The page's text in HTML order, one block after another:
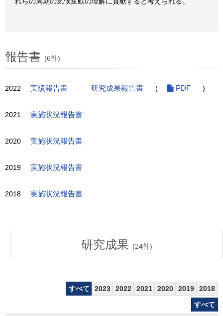
報告書 (6件)
2022 実績報告書 研究成果報告書 ( PDF )
2021 実施状況報告書
2020 実施状況報告書
2019 実施状況報告書
2018 実施状況報告書
研究成果 (24件)
すべて 2023 2022 2021 2020 2019
2018
すべて